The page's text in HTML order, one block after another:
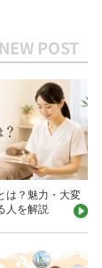
は？魅力・大変
人を解説